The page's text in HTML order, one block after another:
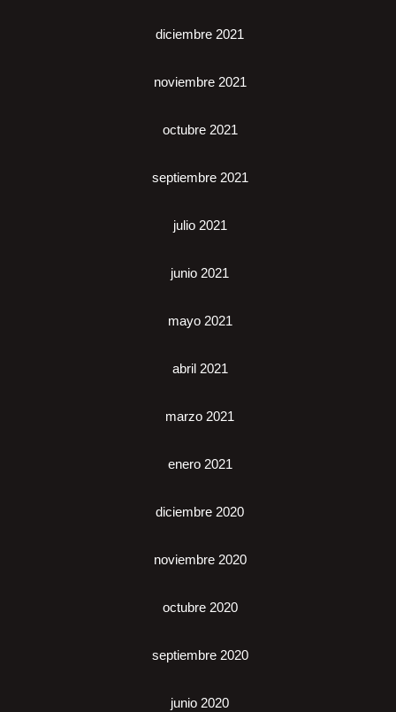
diciembre 2021
noviembre 2021
octubre 2021
septiembre 2021
julio 2021
junio 2021
mayo 2021
abril 2021
marzo 2021
enero 2021
diciembre 2020
noviembre 2020
octubre 2020
septiembre 2020
junio 2020